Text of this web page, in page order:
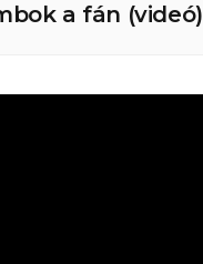
a fán (videó)